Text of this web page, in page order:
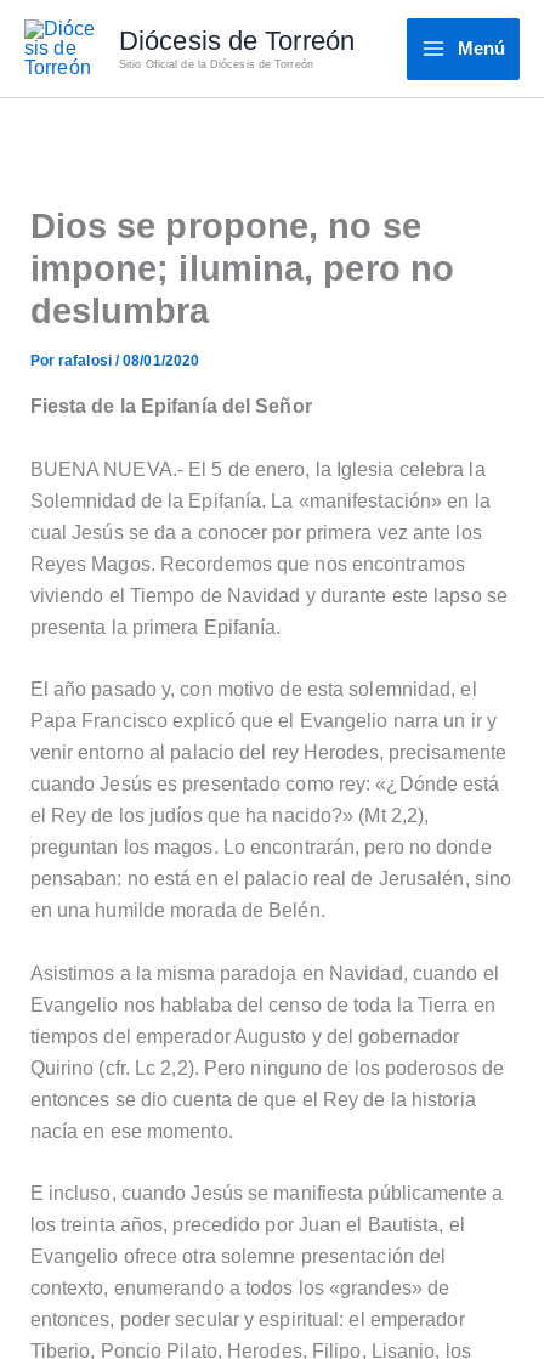
contenido
Diócesis de Torreón
Sitio Oficial de la Diócesis de Torreón
Menú
Dios se propone, no se
impone; ilumina, pero no
deslumbra
Porrafalosi /08/01/2020
Fiesta de la Epifanía del Señor
BUENA NUEVA.- El 5 de enero, la Iglesia celebra la
Solemnidad de la Epifanía. La «manifestación» en la
cual Jesús se da a conocer por primera vez ante los
Reyes Magos. Recordemos que nos encontramos
viviendo el Tiempo de Navidad y durante este lapso se
presenta la primera Epifanía.
El año pasado y, con motivo de esta solemnidad, el
Papa Francisco explicó que el Evangelio narra un ir y
venir entorno al palacio del rey Herodes, precisamente
cuando Jesús es presentado como rey: «¿Dónde está
el Rey de los judíos que ha nacido?» (Mt 2,2),
preguntan los magos. Lo encontrarán, pero no donde
pensaban: no está en el palacio real de Jerusalén, sino
en una humilde morada de Belén.
Asistimos a la misma paradoja en Navidad, cuando el
Evangelio nos hablaba del censo de toda la Tierra en
tiempos del emperador Augusto y del gobernador
Quirino (cfr. Lc 2,2). Pero ninguno de los poderosos de
entonces se dio cuenta de que el Rey de la historia
nacía en ese momento.
E incluso, cuando Jesús se manifiesta públicamente a
los treinta años, precedido por Juan el Bautista, el
Evangelio ofrece otra solemne presentación del
contexto, enumerando a todos los «grandes» de
entonces, poder secular y espiritual: el emperador
Tiberio, Poncio Pilato, Herodes, Filipo, Lisanio, los